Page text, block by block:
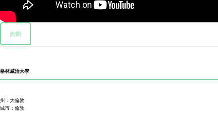
詢問
格林威治大學
州：大倫敦
城市：倫敦